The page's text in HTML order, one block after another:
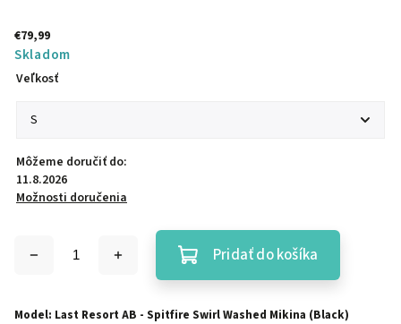
€79,99
Skladom
Veľkosť
Môžeme doručiť do:
11.8.2026
Možnosti doručenia
Pridať do košíka
Model: Last Resort AB - Spitfire Swirl Washed Mikina (Black)